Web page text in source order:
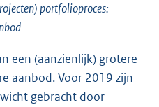
portfolioproces:
een (aanzienlijk) grotere
aanbod. Voor 2019 zijn
gebracht door